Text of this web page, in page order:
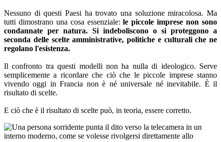
Nessuno di questi Paesi ha trovato una soluzione miracolosa. Ma
tutti dimostrano una cosa essenziale:le piccole imprese non sono
condannate per natura. Si indeboliscono o si proteggono a
seconda delle scelte amministrative, politiche e culturali che ne
regolano l'esistenza.
Il confronto tra questi modelli non ha nulla di ideologico. Serve
semplicemente a ricordare che ciò che le piccole imprese stanno
vivendo oggi in Francia non è né universale né inevitabile. È il
risultato di scelte.
E ciò che è il risultato di scelte può, in teoria, essere corretto.